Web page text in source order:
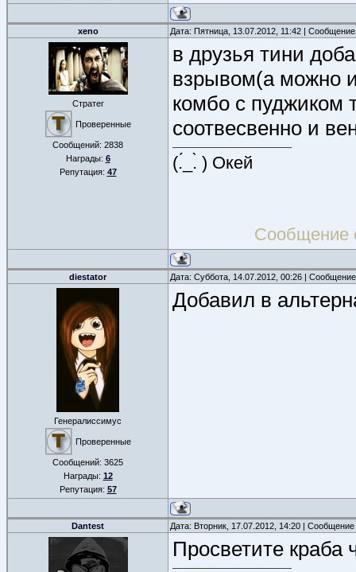
xeno Дата: Пятница, 13.07.2012, 11:42 |
Стратег
Проверенные
Сообщений: 2838
Награды: 6
Репутация: 47
в друзья тини
взрывом(а можно
комбо с пуджиком
соотвесвенно и
(.́_.̀ ) Окей
Сообщение
diestator Дата: Суббота, 14.07.2012, 00:26 |
Генералиссимус
Проверенные
Сообщений: 3625
Награды: 12
Репутация: 57
Добавил в
Dantest Дата: Вторник, 17.07.2012, 14:20 |
Просветите краба